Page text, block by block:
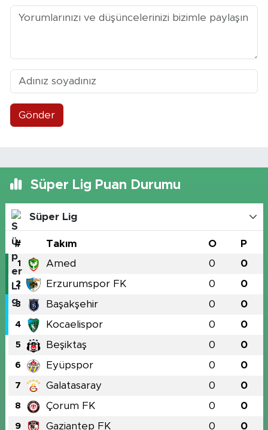
Gönder
Süper Lig Puan Durumu
Süper Lig
# Takım O P
1 Amed 0 0
2 Erzurumspor FK 0 0
3 Başakşehir 0 0
4 Kocaelispor 0 0
5 Beşiktaş 0 0
6 Eyüpspor 0 0
7 Galatasaray 0 0
8 Çorum FK 0 0
9 Gaziantep FK 0 0